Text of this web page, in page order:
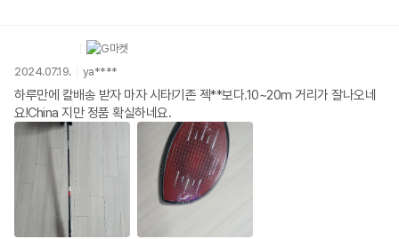
2024.07.19. ya****
하루만에 칼배송 받자 마자 시타!기존 젝**보다.10~20m 거리가 잘나오네
요!China 지만 정품 확실하네요.